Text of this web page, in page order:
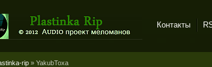
и магнитоальбомов
Контакты
rip » YakubToxa